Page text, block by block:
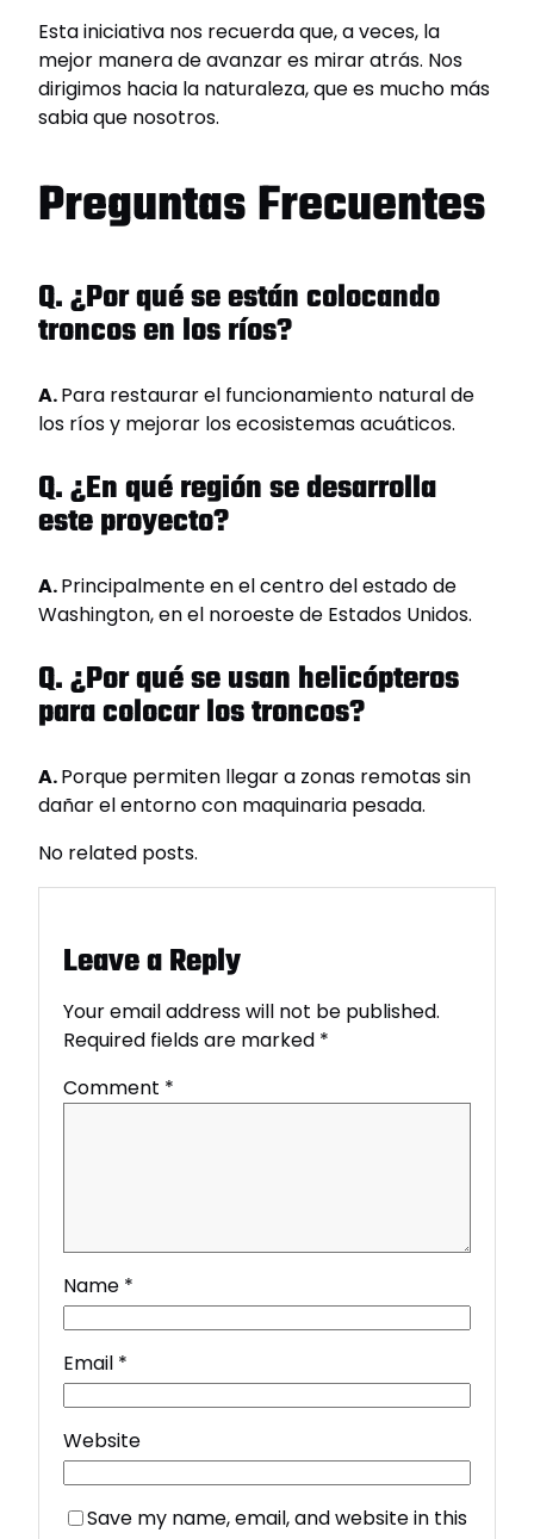
Esta iniciativa nos recuerda que, a veces, la
mejor manera de avanzar es mirar atrás. Nos
dirigimos hacia la naturaleza, que es mucho más
sabia que nosotros.
Preguntas Frecuentes
Q. ¿Por qué se están colocando
troncos en los ríos?
A.Para restaurar el funcionamiento natural de
los ríos y mejorar los ecosistemas acuáticos.
Q. ¿En qué región se desarrolla
este proyecto?
A.Principalmente en el centro del estado de
Washington, en el noroeste de Estados Unidos.
Q. ¿Por qué se usan helicópteros
para colocar los troncos?
A.Porque permiten llegar a zonas remotas sin
dañar el entorno con maquinaria pesada.
No related posts.
Leave a Reply
Your email address will not be published.
Required fields are marked *
Comment *
Name *
Email *
Website
Save my name, email, and website in this